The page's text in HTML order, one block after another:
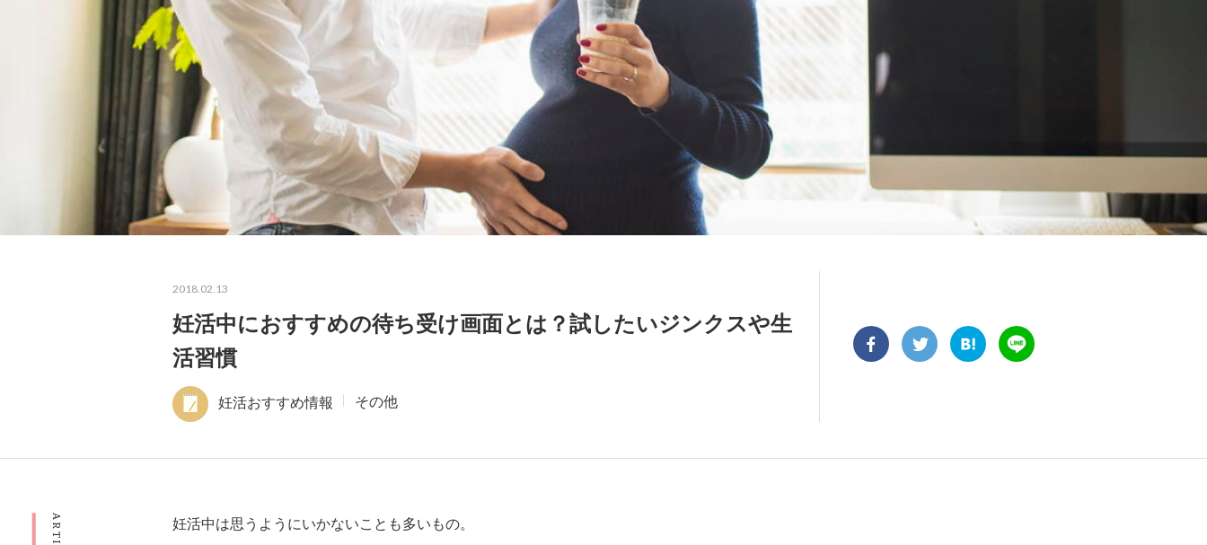
2018.02.13
妊活中におすすめの待ち受け画面とは？試したいジンクスや生
活習慣
妊活おすすめ情報 その他
妊活中は思うようにいかないことも多いもの。